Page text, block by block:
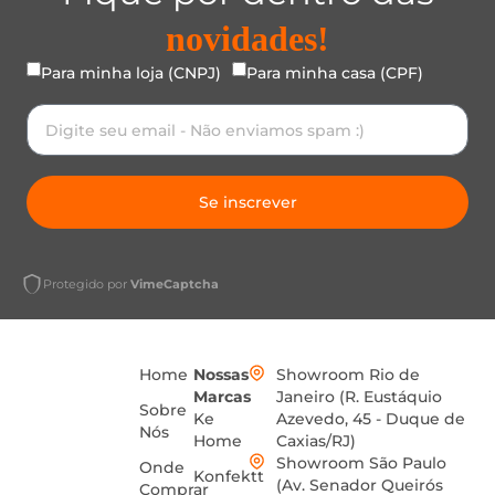
novidades!
Para minha loja (CNPJ) Para minha casa (CPF)
Se inscrever
Protegido por VimeCaptcha
Home
Sobre
Nós
Onde
Comprar
Nossas
Marcas
Ke
Home
Konfektt
Showroom Rio de
Janeiro (R. Eustáquio
Azevedo, 45 - Duque de
Caxias/RJ)
Showroom São Paulo
(Av. Senador Queirós